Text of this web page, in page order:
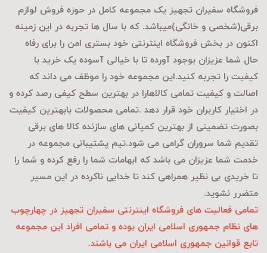
فروشگاه سفیران تجهیز یک مجموعه کامل در حوزه فروش لوازم
برقی(شخصی و خانگی)میباشد. که با سال ها تجربه در این زمینه
اکنون در بخش فروشگاه اینترنتی خود بستری امن را برای رفاه
حال شما عزیزان بوجود آورده تا با خیالی آسوده یک خرید با
کیفیت را تجربه کنید.این مجموعه خود را موظف می داند که
اصالت و کیفیت تمامی کالاهارا در بهترین سطح کیفی رصد کرده و
در اختیار کاربران خود قرار دهد .تمامی محصولات بابهترین کیفیت
بصورت تضمینی از بهترین کمپانی های سازنده کالا های برقی
تقدیم شما سروران گرامی می شود.تیم پشتیبانی مجموعه در
خدمت شما عزیزان می باشد که ابهامات شما را رفع کرده و شما را
تا خریدی بی نظیر همراهی کند تا خدایی ناکرده در این مسیر
متضرر نشوید.
تمامی فعالیت های فروشگاه اینترنتی سفیران تجهیز در چهارچوب
های نظام جمهوری اسلامی ایران بوده و تمامی افراد این مجموعه
تابع قوانین جمهوری اسلامی ایران می باشند.